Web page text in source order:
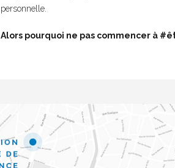
personnelle.
Alors pourquoi ne pas commencer à